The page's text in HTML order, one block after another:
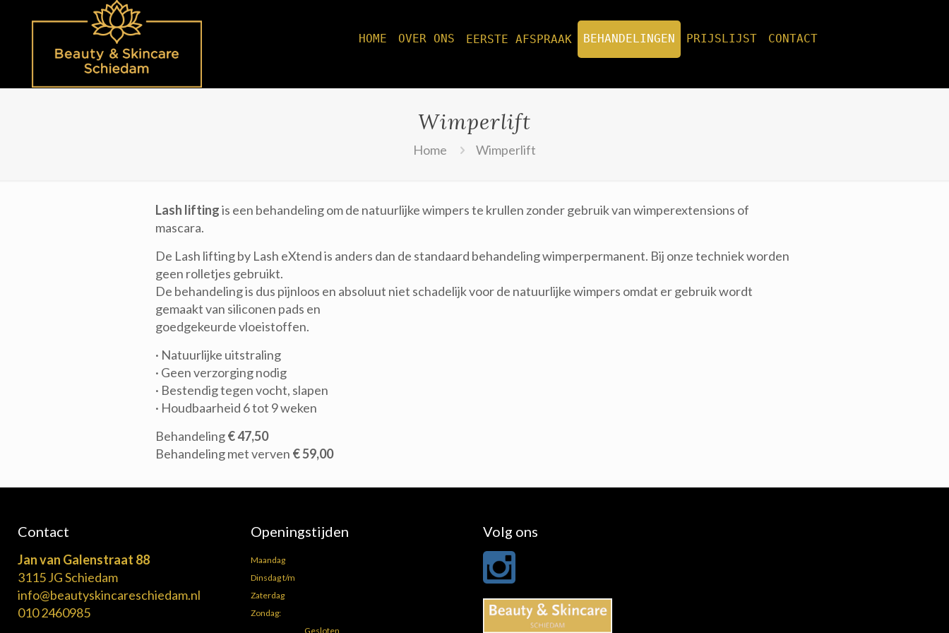
HOME OVER ONS EERSTE AFSPRAAK BEHANDELINGEN PRIJSLIJST CONTACT
Wimperlift
Home Wimperlift
Lash liftingis een behandeling om de natuurlijke wimpers te krullen zonder gebruik van wimperextensions of
mascara.
De Lash lifting by Lash eXtend is anders dan de standaard behandeling wimperpermanent. Bij onze techniek worden
geen rolletjes gebruikt.
De behandeling is dus pijnloos en absoluut niet schadelijk voor de natuurlijke wimpers omdat er gebruik wordt
gemaakt van siliconen pads en
goedgekeurde vloeistoffen.
· Natuurlijke uitstraling
· Geen verzorging nodig
· Bestendig tegen vocht, slapen
· Houdbaarheid 6 tot 9 weken
Behandeling€ 47,50
Behandeling met verven € 59,00
Contact
Jan van Galenstraat 88
3115 JG Schiedam
info@beautyskincareschiedam.nl
010 2460985
Openingstijden
Maandag
Dinsdag t/m
Zaterdag
Zondag:
Gesloten
Volg ons